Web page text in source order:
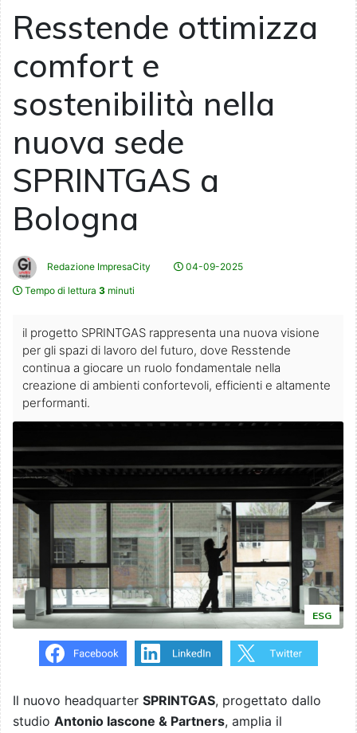
Resstende ottimizza
comfort e
sostenibilità nella
nuova sede
SPRINTGAS a
Bologna
Redazione ImpresaCity
04-09-2025
Tempo di lettura 3 minuti
il progetto SPRINTGAS rappresenta una nuova visione
per gli spazi di lavoro del futuro, dove Resstende
continua a giocare un ruolo fondamentale nella
creazione di ambienti confortevoli, efficienti e altamente
performanti.
ESG
Il nuovo headquarter SPRINTGAS, progettato dallo
studio Antonio Iascone & Partners, amplia il